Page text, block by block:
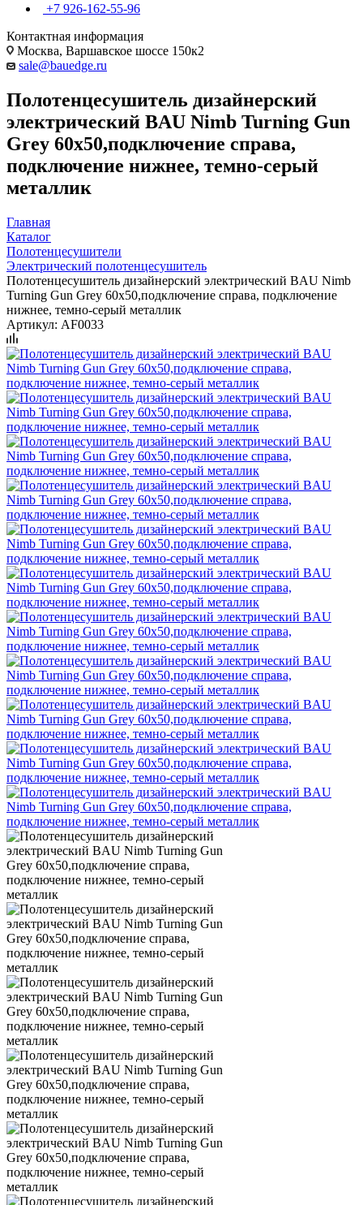
+7 926-162-55-96
Контактная информация
Москва, Варшавское шоссе 150к2
sale@bauedge.ru
Полотенцесушитель дизайнерский
электрический BAU Nimb Turning Gun
Grey 60х50,подключение справа,
подключение нижнее, темно-серый
металлик
Главная
Каталог
Полотенцесушители
Электрический полотенцесушитель
Полотенцесушитель дизайнерский электрический BAU Nimb
Turning Gun Grey 60х50,подключение справа, подключение
нижнее, темно-серый металлик
Артикул: AF0033